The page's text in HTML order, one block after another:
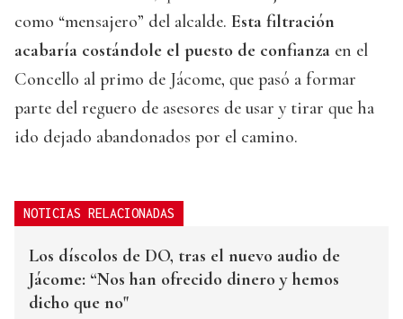
como “mensajero” del alcalde. Esta filtración
acabaría costándole el puesto de confianza en el
Concello al primo de Jácome, que pasó a formar
parte del reguero de asesores de usar y tirar que ha
ido dejado abandonados por el camino.
NOTICIAS RELACIONADAS
Los díscolos de DO, tras el nuevo audio de
Jácome: “Nos han ofrecido dinero y hemos
dicho que no"